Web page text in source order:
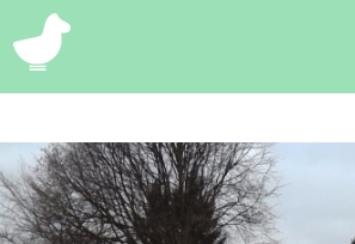
Suchen
Eintragen